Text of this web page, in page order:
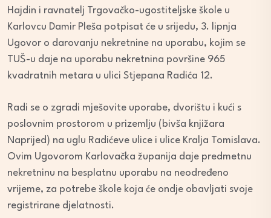
Hajdin i ravnatelj Trgovačko-ugostiteljske škole u
Karlovcu Damir Pleša potpisat će u srijedu, 3. lipnja
Ugovor o darovanju nekretnine na uporabu, kojim se
TUŠ-u daje na uporabu nekretnina površine 965
kvadratnih metara u ulici Stjepana Radića 12.
Radi se o zgradi mješovite uporabe, dvorištu i kući s
poslovnim prostorom u prizemlju (bivša knjižara
Naprijed) na uglu Radićeve ulice i ulice Kralja Tomislava.
Ovim Ugovorom Karlovačka županija daje predmetnu
nekretninu na besplatnu uporabu na neodređeno
vrijeme, za potrebe škole koja će ondje obavljati svoje
registrirane djelatnosti.